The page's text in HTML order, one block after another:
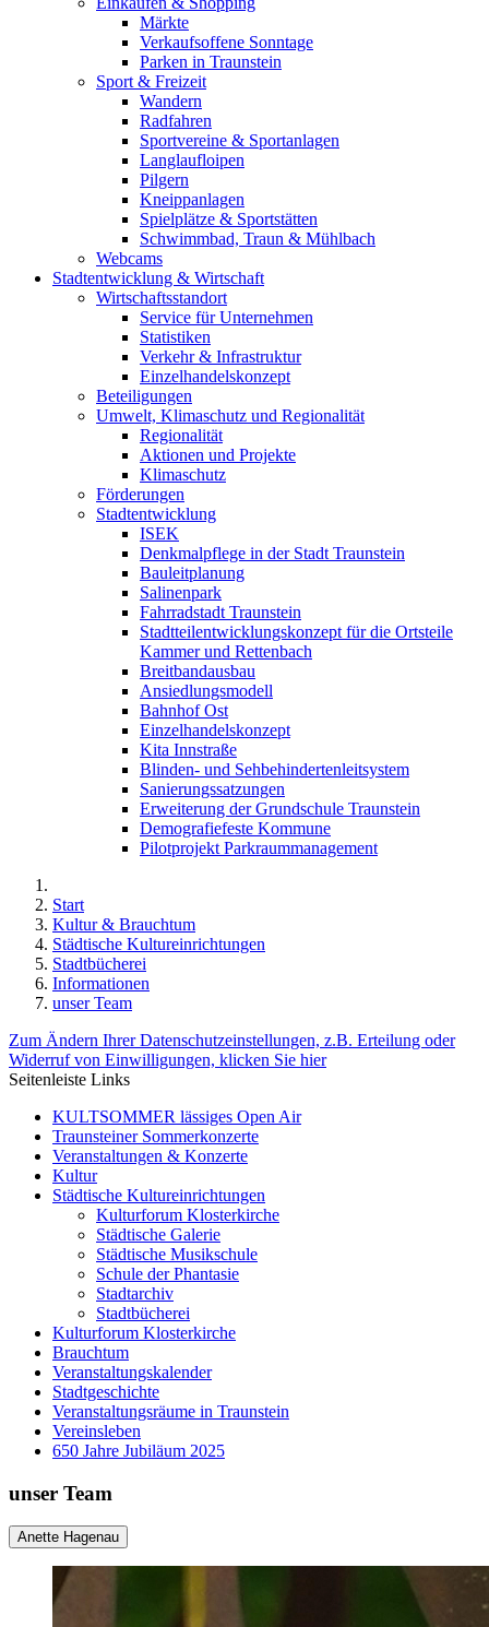
Märkte
Verkaufsoffene Sonntage
Parken in Traunstein
Sport & Freizeit
Wandern
Radfahren
Sportvereine & Sportanlagen
Langlaufloipen
Pilgern
Kneippanlagen
Spielplätze & Sportstätten
Schwimmbad, Traun & Mühlbach
Webcams
Stadtentwicklung & Wirtschaft
Wirtschaftsstandort
Service für Unternehmen
Statistiken
Verkehr & Infrastruktur
Einzelhandelskonzept
Beteiligungen
Umwelt, Klimaschutz und Regionalität
Regionalität
Aktionen und Projekte
Klimaschutz
Förderungen
Stadtentwicklung
ISEK
Denkmalpflege in der Stadt Traunstein
Bauleitplanung
Salinenpark
Fahrradstadt Traunstein
Stadtteilentwicklungskonzept für die Ortsteile
Kammer und Rettenbach
Breitbandausbau
Ansiedlungsmodell
Bahnhof Ost
Einzelhandelskonzept
Kita Innstraße
Blinden- und Sehbehindertenleitsystem
Sanierungssatzungen
Erweiterung der Grundschule Traunstein
Demografiefeste Kommune
Pilotprojekt Parkraummanagement
Start
Kultur & Brauchtum
Städtische Kultureinrichtungen
Stadtbücherei
Informationen
unser Team
Zum Ändern Ihrer Datenschutzeinstellungen, z.B. Erteilung oder
Widerruf von Einwilligungen, klicken Sie hier
Seitenleiste Links
KULTSOMMER lässiges Open Air
Traunsteiner Sommerkonzerte
Veranstaltungen & Konzerte
Kultur
Städtische Kultureinrichtungen
Kulturforum Klosterkirche
Städtische Galerie
Städtische Musikschule
Schule der Phantasie
Stadtarchiv
Stadtbücherei
Kulturforum Klosterkirche
Brauchtum
Veranstaltungskalender
Stadtgeschichte
Veranstaltungsräume in Traunstein
Vereinsleben
650 Jahre Jubiläum 2025
unser Team
Anette Hagenau